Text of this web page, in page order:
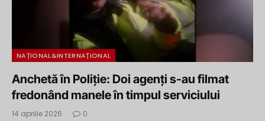
NAȚIONAL&INTERNAȚIONAL
Anchetă în Poliție: Doi agenți s-au filmat
fredonând manele în timpul serviciului
14 aprilie 2026 0